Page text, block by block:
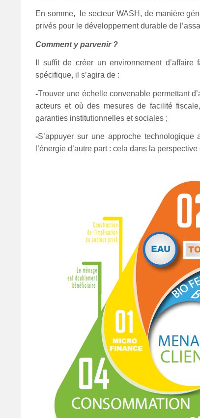
En somme, le secteur WASH, de manière
privés pour le développement durable de
Comment y parvenir ?
Il suffit de créer un environnement
spécifique, il s’agira de :
-Trouver une échelle convenable permettant
acteurs et où des mesures de facilité
garanties institutionnelles et sociales ;
-S’appuyer sur une approche technologique
l’énergie d’autre part : cela dans la